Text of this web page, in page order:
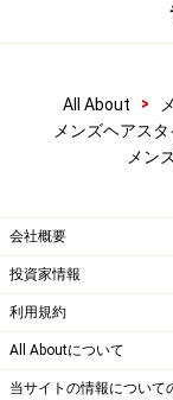
All About >
メンズヘアス
メン
会社概要
投資家情報
利用規約
All Aboutについて
当サイトの情報について